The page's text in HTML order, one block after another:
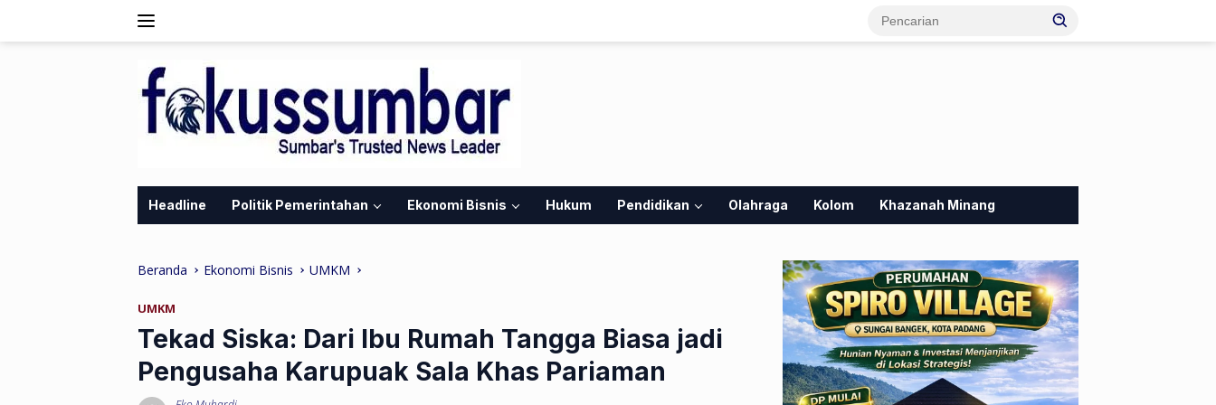
Headline Politik Pemerintahan Ekonomi Bisnis Hukum Pendidikan Olahraga Kolom Khazanah Minang
Beranda Ekonomi Bisnis UMKM
UMKM
Tekad Siska: Dari Ibu Rumah Tangga Biasa jadi
Pengusaha Karupuak Sala Khas Pariaman